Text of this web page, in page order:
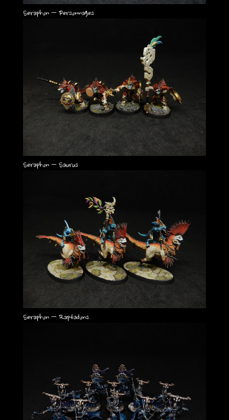
Seraphon – Personnages
Seraphon – Saurus
Seraphon – Raptadons